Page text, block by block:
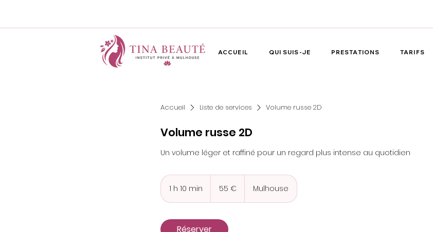
ACCUEIL QUI SUIS-JE PRESTATIONS TARIFS
Accueil Liste de services Volume russe 2D
Volume russe 2D
Un volume léger et raffiné pour un regard plus intense au quotidien
1 h 10 min
m
55 € Mulhouse
Réserver